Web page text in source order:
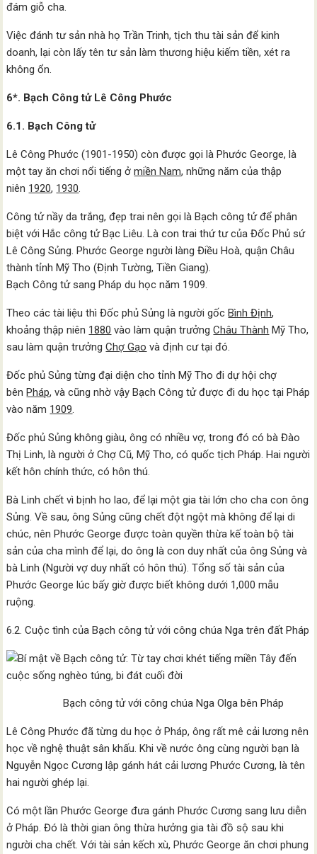
đám giỗ cha.
Việc đánh tư sản nhà họ Trần Trinh, tịch thu tài sản để kinh
doanh, lại còn lấy tên tư sản làm thương hiệu kiếm tiền, xét ra
không ổn.
6*. Bạch Công tử Lê Công Phước
6.1. Bạch Công tử
Lê Công Phước (1901-1950) còn được gọi là Phước George, là
một tay ăn chơi nổi tiếng ởmiền Nam, những năm của thập
niên 1920, 1930.
Công tử nầy da trắng, đẹp trai nên gọi là Bạch công tử để phân
biệt với Hắc công tử Bạc Liêu. Là con trai thứ tư của Đốc Phủ sứ
Lê Công Sủng. Phước George người làng Điều Hoà, quận Châu
thành tỉnh Mỹ Tho (Định Tường, Tiền Giang).
Bạch Công tử sang Pháp du học năm 1909.
Theo các tài liệu thì Đốc phủ Sủng là người gốcBình Định,
khoảng thập niên 1880 vào làm quận trưởngChâu Thành Mỹ Tho,
sau làm quận trưởngChợ Gạo và định cư tại đó.
Đốc phủ Sủng từng đại diện cho tỉnh Mỹ Tho đi dự hội chợ
bênPháp, và cũng nhờ vậy Bạch Công tử được đi du học tại Pháp
vào năm 1909.
Đốc phủ Sủng không giàu, ông có nhiều vợ, trong đó có bà Đào
Thị Linh, là người ở Chợ Cũ, Mỹ Tho, có quốc tịch Pháp. Hai người
kết hôn chính thức, có hôn thú.
Bà Linh chết vì bịnh ho lao, để lại một gia tài lớn cho cha con ông
Sủng. Về sau, ông Sủng cũng chết đột ngột mà không để lại di
chúc, nên Phước George được toàn quyền thừa kế toàn bộ tài
sản của cha mình để lại, do ông là con duy nhất của ông Sủng và
bà Linh (Người vợ duy nhất có hôn thú). Tổng số tài sản của
Phước George lúc bấy giờ được biết không dưới 1,000 mẫu
ruộng.
6.2. Cuộc tình của Bạch công tử với công chúa Nga trên đất Pháp
Bạch công tử với công chúa Nga Olga bên Pháp
Lê Công Phước đã từng du học ở Pháp, ông rất mê cải lương nên
học về nghệ thuật sân khấu. Khi về nước ông cùng người bạn là
Nguyễn Ngọc Cương lập gánh hát cải lương Phước Cương, là tên
hai người ghép lại.
Có một lần Phước George đưa gánh Phước Cương sang lưu diễn
ở Pháp. Đó là thời gian ông thừa hưởng gia tài đồ sộ sau khi
người cha chết. Với tài sản kếch xù, Phước George ăn chơi phung